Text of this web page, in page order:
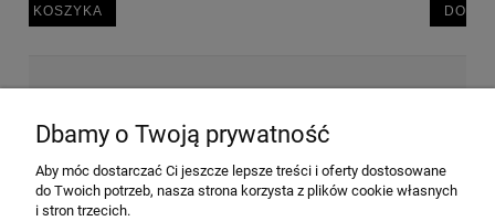
Wyrażam zgodę na przesyłanie informacji
handlowej na poniższy adres email. Więcej w
Dbamy o Twoją prywatność
Aby móc dostarczać Ci jeszcze lepsze treści i oferty dostosowane
do Twoich potrzeb, nasza strona korzysta z plików cookie własnych
i stron trzecich.